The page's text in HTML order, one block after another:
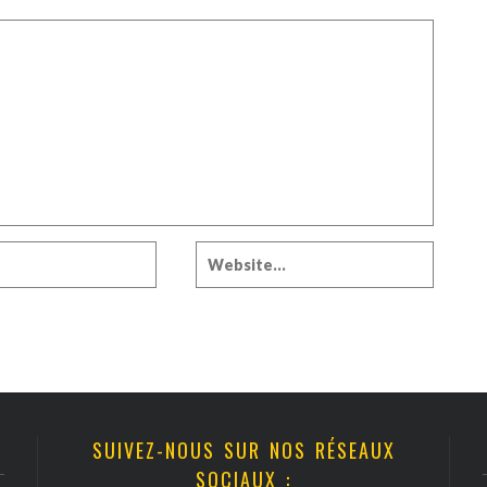
SUIVEZ-NOUS SUR NOS RÉSEAUX
SOCIAUX :